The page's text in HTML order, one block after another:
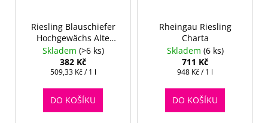
Riesling Blauschiefer
Hochgewächs Alte
Reben 2020
Skladem (>6 ks)
382 Kč
Měrná
509,33 Kč / 1 l
DO KOŠÍKU
Rheingau Riesling
Charta
Skladem (6 ks)
711 Kč
Měrná
948 Kč / 1 l
DO KOŠÍKU